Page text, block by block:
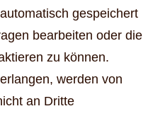
gespeichert
bearbeiten oder die
zu können.
werden von
an Dritte